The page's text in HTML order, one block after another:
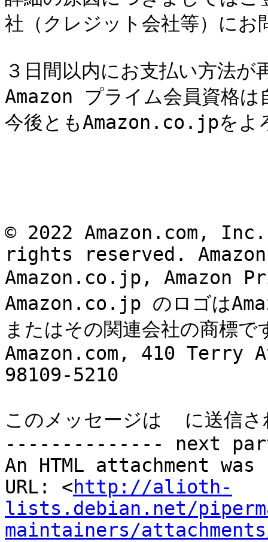
社（クレジット会社等）に
３日間以内にお支払い方法
Amazon プライム会員資格
今後ともAmazon.co.jpをよ
© 2022
rights reserved.
Amazon.co.jp, Amazon
Amazon.co.jp のロゴは
またはその関連会社の商標で
Amazon.com, 410 Terry
98109-5210
このメッセージは  に送信さ
-------------- next
An HTML attachment
URL: <http://alioth-
lists.debian.net/
maintainers/